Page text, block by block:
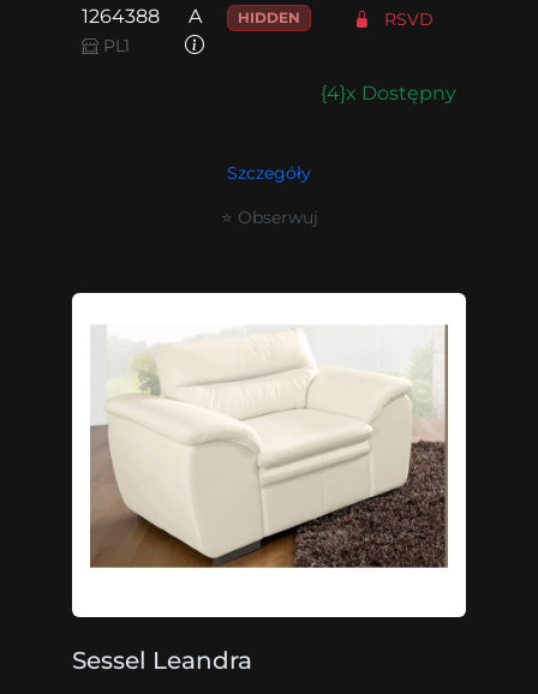
1264388
PL1
A HIDDEN RSVD
{4}x Dostępny
Szczegóły
⭐ Obserwuj
Sessel Leandra